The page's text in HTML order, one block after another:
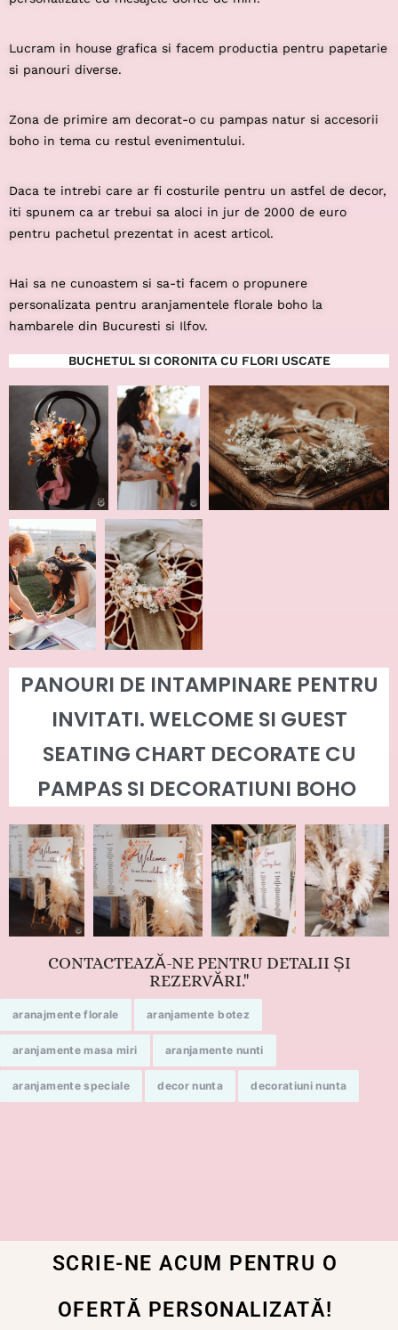
Lucram in house grafica si facem productia pentru papetarie
si panouri diverse.
Zona de primire am decorat-o cu pampas natur si accesorii
boho in tema cu restul evenimentului.
Daca te intrebi care ar fi costurile pentru un astfel de decor,
iti spunem ca ar trebui sa aloci in jur de 2000 de euro
pentru pachetul prezentat in acest articol.
Hai sa ne cunoastem si sa-ti facem o propunere
personalizata pentru aranjamentele florale boho la
hambarele din Bucuresti si Ilfov.
BUCHETUL SI CORONITA CU FLORI USCATE
PANOURI DE INTAMPINARE PENTRU
INVITATI. WELCOME SI GUEST
SEATING CHART DECORATE CU
PAMPAS SI DECORATIUNI BOHO
CONTACTEAZĂ-NE PENTRU DETALII ȘI
REZERVĂRI."
aranajmente florale aranjamente botez
aranjamente masa miri aranjamente nunti
aranjamente speciale decor nunta decoratiuni nunta
SCRIE-NE ACUM PENTRU O
OFERTĂ PERSONALIZATĂ!